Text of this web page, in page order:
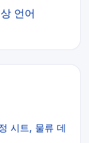
언어
시트, 물류 데